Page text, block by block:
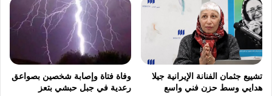
في أداء دورها الوطني الرقابي والحقوقي.
المجلس القومي تدريب دولي تطوير قانوني
تقارير حقوقية حقوق الإنسانتشييع جثمان الفنانة الإيرانية جيلا
هدايي وسط حزن فني واسع
وفاة فتاة وإصابة شخصين بصواعق
رعدية في جبل حبشي بتعز